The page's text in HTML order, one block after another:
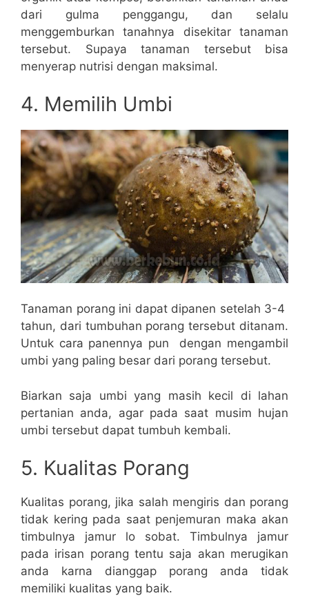
dari gulma penggangu, dan selalu
menggemburkan tanahnya disekitar tanaman
tersebut. Supaya tanaman tersebut bisa
menyerap nutrisi dengan maksimal.
4. Memilih Umbi
Tanaman porang ini dapat dipanen setelah 3-4
tahun, dari tumbuhan porang tersebut ditanam.
Untuk cara panennya pun dengan mengambil
umbi yang paling besar dari porang tersebut.
Biarkan saja umbi yang masih kecil di lahan
pertanian anda, agar pada saat musim hujan
umbi tersebut dapat tumbuh kembali.
5. Kualitas Porang
Kualitas porang, jika salah mengiris dan porang
tidak kering pada saat penjemuran maka akan
timbulnya jamur lo sobat. Timbulnya jamur
pada irisan porang tentu saja akan merugikan
anda karna dianggap porang anda tidak
memiliki kualitas yang baik.